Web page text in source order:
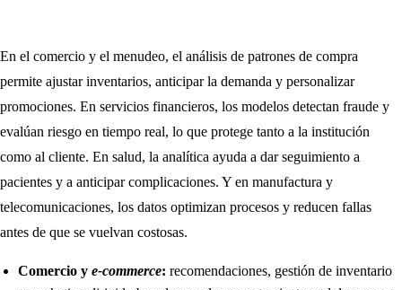
En el comercio y el menudeo, el análisis de patrones de compra
permite ajustar inventarios, anticipar la demanda y personalizar
promociones. En servicios financieros, los modelos detectan fraude y
evalúan riesgo en tiempo real, lo que protege tanto a la institución
como al cliente. En salud, la analítica ayuda a dar seguimiento a
pacientes y a anticipar complicaciones. Y en manufactura y
telecomunicaciones, los datos optimizan procesos y reducen fallas
antes de que se vuelvan costosas.
Comercio y e-commerce: recomendaciones, gestión de inventario